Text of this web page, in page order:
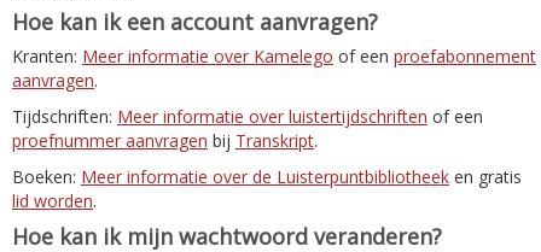
Hoe kan ik een account aanvragen?
Kranten: Meer informatie over Kamelego of een proefabonnement
aanvragen.
Tijdschriften: Meer informatie over luistertijdschriften of een
proefnummer aanvragen bij Transkript.
Boeken: Meer informatie over de Luisterpuntbibliotheek en gratis
lid worden.
Hoe kan ik mijn wachtwoord veranderen?